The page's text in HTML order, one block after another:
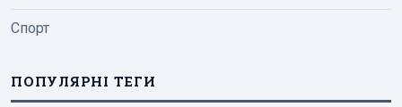
Спорт
ПОПУЛЯРНІ ТЕГИ